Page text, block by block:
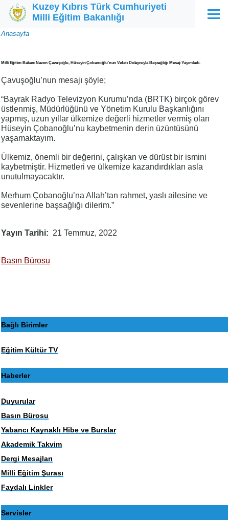
Ana içeriğe atla
Kuzey Kıbrıs Türk Cumhuriyeti
Milli Eğitim Bakanlığı
Menü
Sayfa
Anasayfa
Milli Eğitim Bakanı Nazım Çavuşoğlu, Hüseyin Çobanoğlu’nun Vefatı Dolayısıyla Başsağlığı Mesajı Yayımladı.
Çavuşoğlu’nun mesajı şöyle;
“Bayrak Radyo Televizyon Kurumu’nda (BRTK) birçok görev
üstlenmiş, Müdürlüğünü ve Yönetim Kurulu Başkanlığını
yapmış, uzun yıllar ülkemize değerli hizmetler vermiş olan
Hüseyin Çobanoğlu’nu kaybetmenin derin üzüntüsünü
yaşamaktayım.
Ülkemiz, önemli bir değerini, çalışkan ve dürüst bir ismini
kaybetmiştir. Hizmetleri ve ülkemize kazandırdıkları asla
unutulmayacaktır.
Merhum Çobanoğlu’na Allah’tan rahmet, yaslı ailesine ve
sevenlerine başsağlığı dilerim.”
Yayın Tarihi 21 Temmuz, 2022
Basın Bürosu
Bağlı Birimler
Eğitim Kültür TV
Haberler
Duyurular
Basın Bürosu
Yabancı Kaynaklı Hibe ve Burslar
Akademik Takvim
Dergi Mesajları
Milli Eğitim Şurası
Faydalı Linkler
Servisler